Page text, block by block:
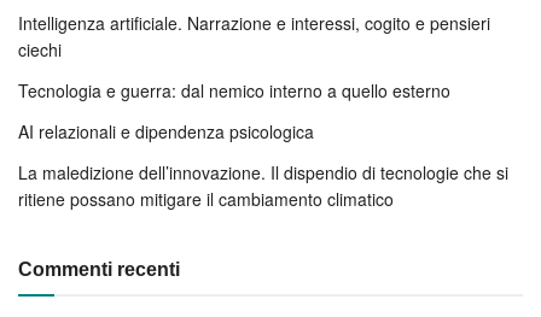
Intelligenza artificiale. Narrazione e interessi, cogito e pensieri
ciechi
Tecnologia e guerra: dal nemico interno a quello esterno
AI relazionali e dipendenza psicologica
La maledizione dell’innovazione. Il dispendio di tecnologie che si
ritiene possano mitigare il cambiamento climatico
Commenti recenti